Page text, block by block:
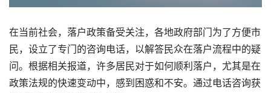
在当前社会，落户政策备受关注，各地政府部门为了方便市
民，设立了专门的咨询电话，以解答民众在落户流程中的疑
问。根据相关报道，许多居民对于如何顺利落户，尤其是在
政策法规的快速变动中，感到困惑和不安。通过电话咨询获